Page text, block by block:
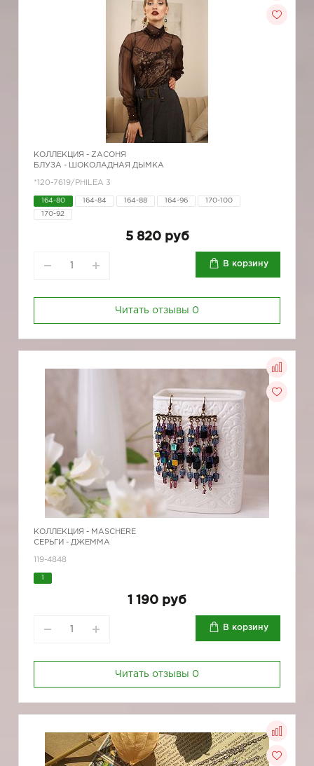
КОЛЛЕКЦИЯ - ZAСОНЯ
БЛУЗА - ШОКОЛАДНАЯ ДЫМКА
*120-7619/PHILEA 3
164-80 164-84 164-88 164-96 170-100
170-92
5 820 руб
В корзину
Читать отзывы 0
КОЛЛЕКЦИЯ - MASCHERE
СЕРЬГИ - ДЖЕММА
119-4848
1 190 руб
В корзину
Читать отзывы 0